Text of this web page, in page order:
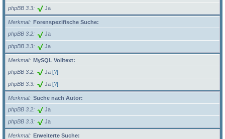
phpBB 3.3 Ja
Merkmal
Forenspezifische Suche:
phpBB 3.2
Ja
phpBB 3.3 Ja
Merkmal
MySQL Volltext:
phpBB 3.2
Ja [?]
phpBB 3.3 Ja [?]
Merkmal
Suche nach Autor:
phpBB 3.2
Ja
phpBB 3.3 Ja
Merkmal
Erweiterte Suche: